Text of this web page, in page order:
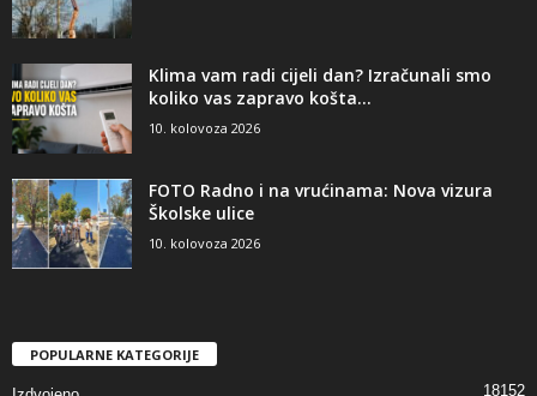
Klima vam radi cijeli dan? Izračunali smo
koliko vas zapravo košta...
10. kolovoza 2026
FOTO Radno i na vrućinama: Nova vizura
Školske ulice
10. kolovoza 2026
POPULARNE KATEGORIJE
18152